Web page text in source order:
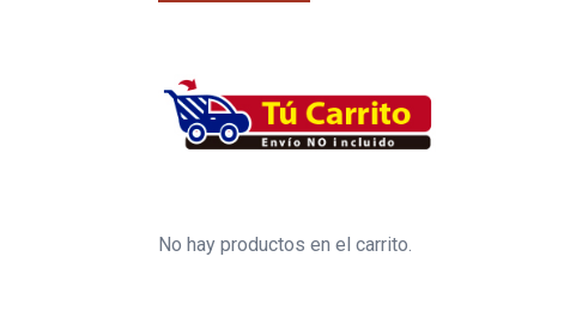
No hay productos en el carrito.